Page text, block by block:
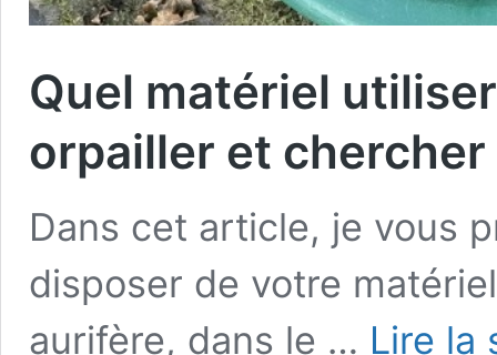
Quel matériel
orpailler et chercher
Dans cet article, je vous
disposer de votre
aurifère, dans le … Lire la